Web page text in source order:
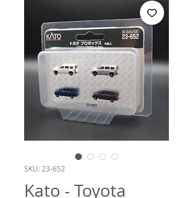
SKU: 23-652
Kato - Toyota